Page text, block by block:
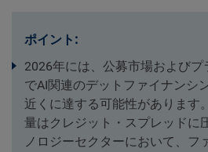
ポイント:
2026年には、公募市場およびプ
でAI関連のデットファイナンシ
近くに達する可能性があります
量はクレジット・スプレッドに
ノロジーセクターにおいて、フ